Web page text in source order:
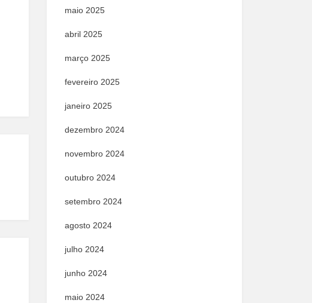
maio 2025
abril 2025
março 2025
fevereiro 2025
janeiro 2025
dezembro 2024
novembro 2024
outubro 2024
setembro 2024
agosto 2024
julho 2024
junho 2024
maio 2024